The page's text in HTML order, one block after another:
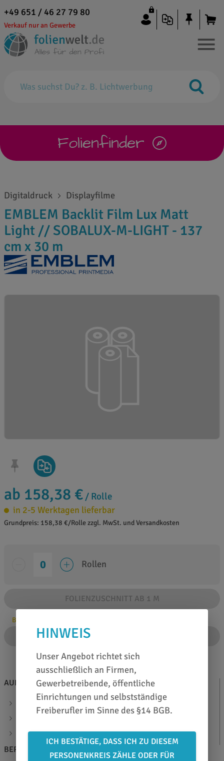
+49 651 / 46 27 79 80
Verkauf nur an Gewerbe
Folienfinder
Digitaldruck Displayfilme
EMBLEM Backlit Film Lux Matt
Light // SOBALUX-M-LIGHT - 137
cm x 30 m
ab 158,38 € / Rolle
in 2-5 Werktagen lieferbar
Grundpreis: 158,38 €/Rolle zzgl. MwSt. und Versandkosten
Rollen
FOLIENZUSCHNITT AB 1 M
Bitte Anzahl angeben
IN DEN WARENKORB
AUF EINEN BLICK
Backlit Film matt
Materialstärke: 150µ
ZUSATZINFOS
DATENBLATT
BERATEN LASSEN
HINWEIS
Unser Angebot richtet sich
ausschließlich an Firmen,
Gewerbetreibende, öffentliche
Einrichtungen und selbstständige
Freiberufler im Sinne des §14 BGB.
ICH BESTÄTIGE, DASS ICH ZU DIESEM
PERSONENKREIS ZÄHLE ODER FÜR